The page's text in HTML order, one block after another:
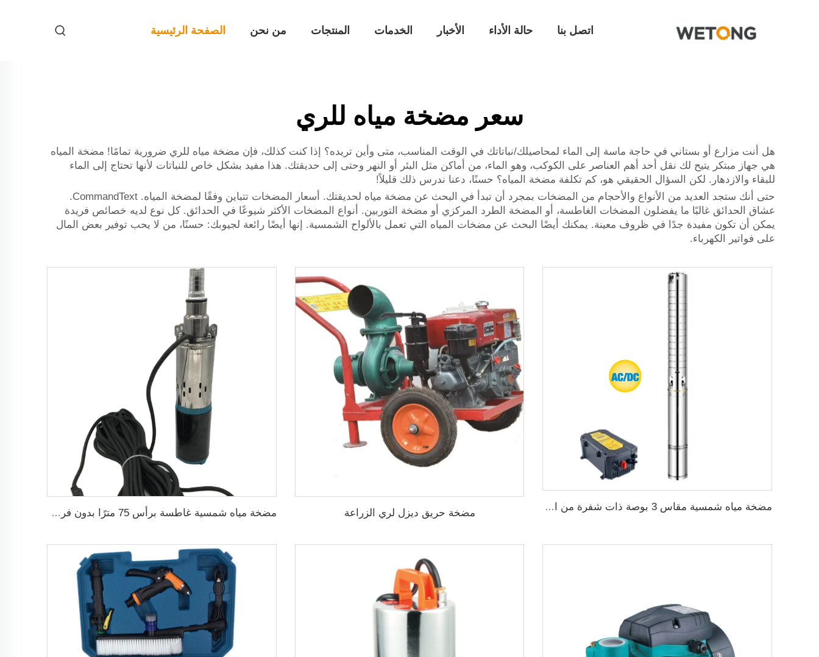
الصفحة الرئيسية من نحن المنتجات الخدمات الأخبار حالة الأداء اتصل بنا
سعر مضخة مياه للري
هل أنت مزارع أو بستاني في حاجة ماسة إلى الماء لمحاصيلك/نباتاتك في الوقت المناسب، متى وأين تريده؟ إذا كنت كذلك، فإن مضخة مياه للري ضرورية تمامًا! مضخة المياه
هي جهاز مبتكر يتيح لك نقل أحد أهم العناصر على الكوكب، وهو الماء، من أماكن مثل البئر أو النهر وحتى إلى حديقتك. هذا مفيد بشكل خاص للنباتات لأنها تحتاج إلى الماء
للبقاء والازدهار. لكن السؤال الحقيقي هو، كم تكلفة مضخة المياه؟ حسنًا، دعنا ندرس ذلك قليلاً!
حتى أنك ستجد العديد من الأنواع والأحجام من المضخات بمجرد أن تبدأ في البحث عن مضخة مياه لحديقتك. أسعار المضخات تتباين وفقًا لمضخة المياه. CommandText.
عشاق الحدائق غالبًا ما يفضلون المضخات الغاطسة، أو المضخة الطرد المركزي أو مضخة التوربين. أنواع المضخات الأكثر شيوعًا في الحدائق. كل نوع لديه خصائص فريدة
يمكن أن تكون مفيدة جدًا في ظروف معينة. يمكنك أيضًا البحث عن مضخات المياه التي تعمل بالألواح الشمسية. إنها أيضًا رائعة لجيوبك: حسنًا، من لا يحب توفير بعض المال
على فواتير الكهرباء.
مضخة مياه شمسية مقاس 3 بوصة ذات شفرة من الفولاذ المقاوم للصدأ لري الزراعة
مضخة حريق ديزل لري الزراعة مضخة مياه شمسية غاطسة برأس 75 مترًا بدون فرش DC48V لري الزراعة